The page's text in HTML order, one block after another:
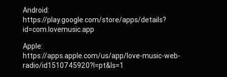
Android:
https://play.google.com/store/apps/details?
id=com.lovemusic.app
Apple:
https://apps.apple.com/us/app/love-music-web-
radio/id1510745920?l=pt&ls=1